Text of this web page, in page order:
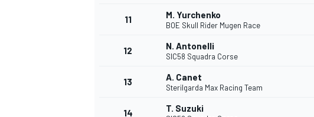
11 M. Yurchenko
BOE Skull Rider Mugen Race
12 N. Antonelli
SIC58 Squadra Corse
13 A. Canet
Sterilgarda Max Racing Team
14 T. Suzuki